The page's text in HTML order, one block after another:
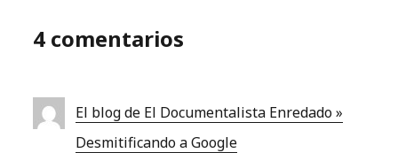
4 comentarios
El blog de El Documentalista Enredado »
Desmitificando a Google